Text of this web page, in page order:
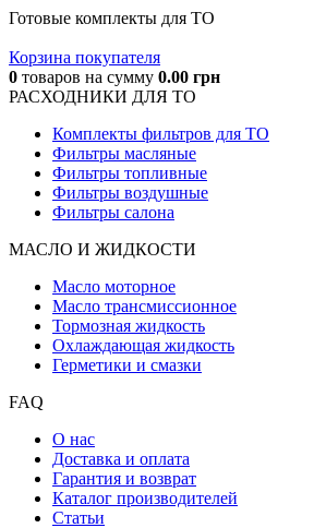
Готовые комплекты для ТО
Корзина покупателя
0 товаров на сумму 0.00 грн
РАСХОДНИКИ ДЛЯ ТО
Комплекты фильтров для ТО
Фильтры масляные
Фильтры топливные
Фильтры воздушные
Фильтры салона
МАСЛО И ЖИДКОCТИ
Масло моторное
Масло трансмиссионное
Тормозная жидкость
Охлаждающая жидкость
Герметики и смазки
FAQ
О нас
Доставка и оплата
Гарантия и возврат
Каталог производителей
Статьи